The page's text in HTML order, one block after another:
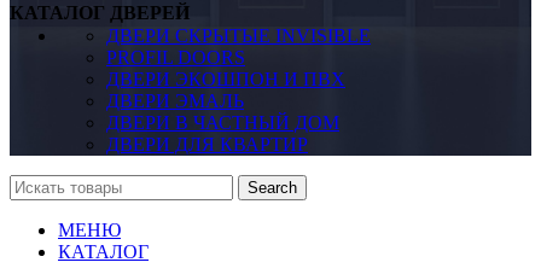
КАТАЛОГ ДВЕРЕЙ
ДВЕРИ СКРЫТЫЕ INVISIBLE
PROFIL DOORS
ДВЕРИ ЭКОШПОН И ПВХ
ДВЕРИ ЭМАЛЬ
ДВЕРИ В ЧАСТНЫЙ ДОМ
ДВЕРИ ДЛЯ КВАРТИР
Search
МЕНЮ
КАТАЛОГ